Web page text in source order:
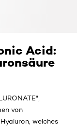
Acid:
von
welches